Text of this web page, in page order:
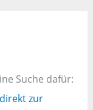
Suche dafür:
direkt zur